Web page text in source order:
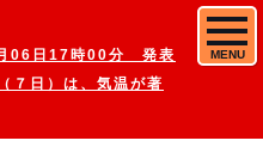
06日17時00分 発表
７日）は、気温が著
MENU